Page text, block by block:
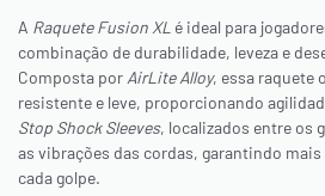
A Raquete Fusion XL é ideal para
combinação de durabilidade, leveza e
Composta por AirLite Alloy, essa raquete
resistente e leve, proporcionando
Stop Shock Sleeves, localizados entre os
as vibrações das cordas, garantindo
cada golpe.